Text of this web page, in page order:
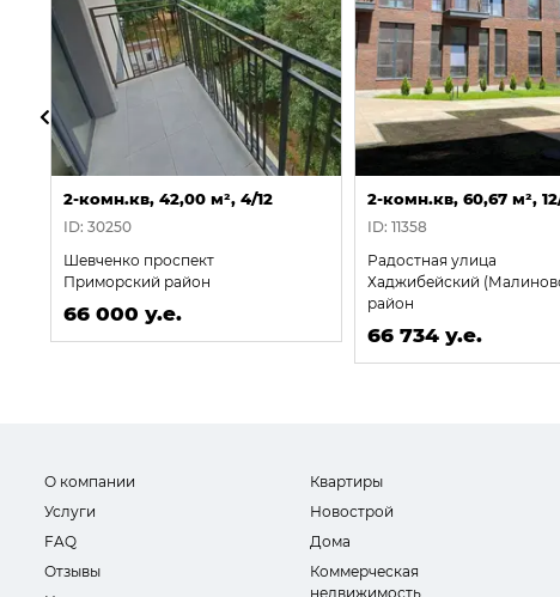
2-комн.кв, 42,00 м², 4/12
ID: 30250
Шевченко проспект
Приморский район
66 000 у.е.
2-комн.кв, 60,67 м²,
ID: 11358
Радостная улица
Хаджибейский
район
66 734 у.е.
О компании
Услуги
FAQ
Отзывы
Квартиры
Новострой
Дома
Коммерческая
недвижимость